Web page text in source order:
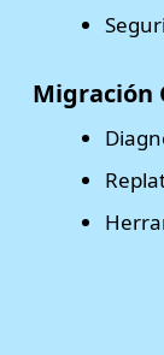
Migración